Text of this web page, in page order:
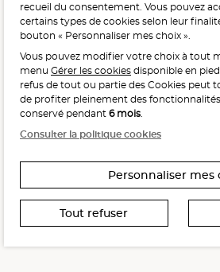
Interdiction de vente de
aux mineurs de moins
La preuve de majorité de l’acheteur
de la vente en ligne.
CODE DE LA SANTÉ PUBLIQUE, ART. L.
recueil du consentement. Vous pouvez
certains types de cookies selon leur
bouton « Personnaliser mes choix ».
Vous pouvez modifier votre choix à tout
menu Gérer les cookies disponible en
refus de tout ou partie des Cookies peut
de profiter pleinement des
conservé pendant 6 mois.
Consulter la politique cookies
Personnaliser mes
Tout refuser